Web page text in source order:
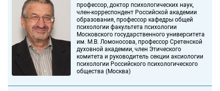
профессор, доктор психологических наук,
член-корреспондент Российской академии
образования, профессор кафедры общей
психологии факультета психологии
Московского государственного университета
им. М.В. Ломоносова, профессор Сретенской
духовной академии, член Этического
комитета и руководитель секции аксиологии
психологии Российского психологического
общества (Москва)